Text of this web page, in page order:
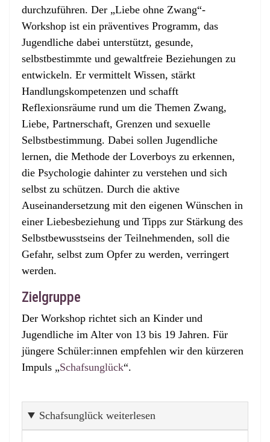
durchzuführen. Der „Liebe ohne Zwang“-
Workshop ist ein präventives Programm, das
Jugendliche dabei unterstützt, gesunde,
selbstbestimmte und gewaltfreie Beziehungen zu
entwickeln. Er vermittelt Wissen, stärkt
Handlungskompetenzen und schafft
Reflexionsräume rund um die Themen Zwang,
Liebe, Partnerschaft, Grenzen und sexuelle
Selbstbestimmung. Dabei sollen Jugendliche
lernen, die Methode der Loverboys zu erkennen,
die Psychologie dahinter zu verstehen und sich
selbst zu schützen. Durch die aktive
Auseinandersetzung mit den eigenen Wünschen in
einer Liebesbeziehung und Tipps zur Stärkung des
Selbstbewusstseins der Teilnehmenden, soll die
Gefahr, selbst zum Opfer zu werden, verringert
werden.
Zielgruppe
Der Workshop richtet sich an Kinder und
Jugendliche im Alter von 13 bis 19 Jahren. Für
jüngere Schüler:innen empfehlen wir den kürzeren
Impuls „Schafsunglück“.
Schafsunglück weiterlesen